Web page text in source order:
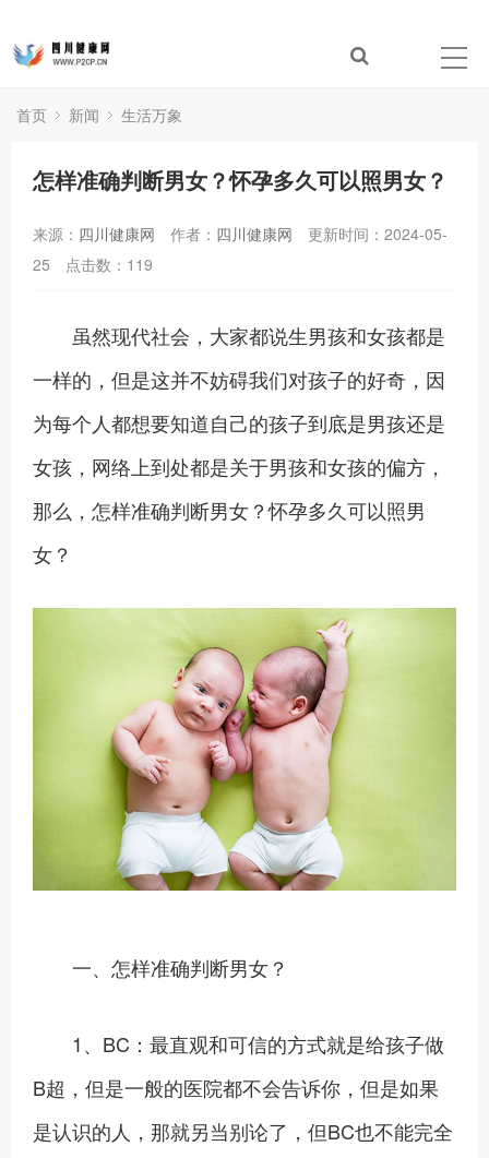
首页 新闻 生活万象
怎样准确判断男女？怀孕多久可以照男女？
来源： 四川健康网 作者： 四川健康网
更新时间：2024-05-
25
点击数： 119
虽然现代社会，大家都说生男孩和女孩都是
一样的，但是这并不妨碍我们对孩子的好奇，因
为每个人都想要知道自己的孩子到底是男孩还是
女孩，网络上到处都是关于男孩和女孩的偏方，
那么，怎样准确判断男女？怀孕多久可以照男
女？
一、怎样准确判断男女？
1、BC：最直观和可信的方式就是给孩子做
B超，但是一般的医院都不会告诉你，但是如果
是认识的人，那就另当别论了，但BC也不能完全